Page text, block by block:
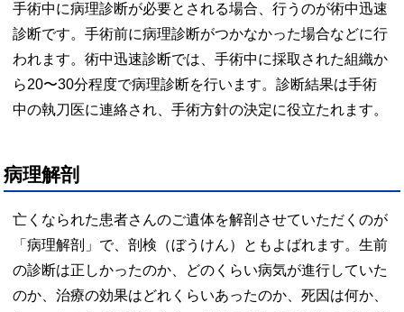
手術中に病理診断が必要とされる場合、行うのが術中迅速
診断です。手術前に病理診断がつかなかった場合などに行
われます。術中迅速診断では、手術中に採取された組織か
ら20〜30分程度で病理診断を行います。診断結果は手術
中の執刀医に連絡され、手術方針の決定に役立たれます。
病理解剖
亡くなられた患者さんのご遺体を解剖させていただくのが
「病理解剖」で、剖検（ぼうけん）ともよばれます。生前
の診断は正しかったのか、どのくらい病気が進行していた
のか、治療の効果はどれくらいあったのか、死因は何か、